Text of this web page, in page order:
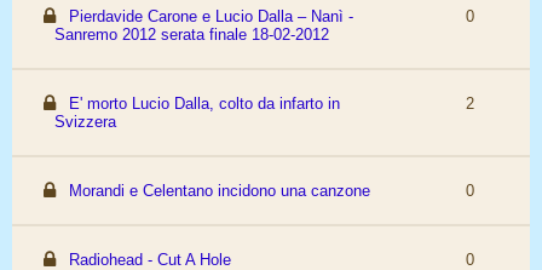
Pierdavide Carone e Lucio Dalla – Nanì -
Sanremo 2012 serata finale 18-02-2012
0
E' morto Lucio Dalla, colto da infarto in
Svizzera
2
Morandi e Celentano incidono una canzone 0
Radiohead - Cut A Hole 0